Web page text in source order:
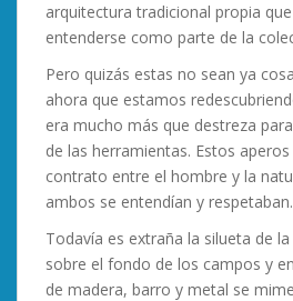
arquitectura tradicional propia
entenderse como parte de la
Pero quizás estas no sean ya
ahora que estamos
era mucho más que destreza
de las herramientas. Estos
contrato entre el hombre y la
ambos se entendían y respetaban.
Todavía es extraña la silueta de
sobre el fondo de los campos y
de madera, barro y metal se